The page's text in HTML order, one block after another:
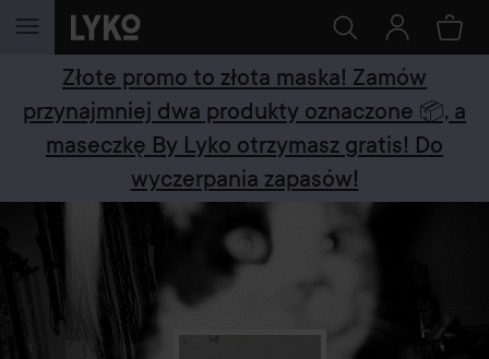
PRZEJDŹ DO TREŚCI
Złote promo to złota maska! Zamów
przynajmniej dwa produkty oznaczone 📦, a
maseczkę By Lyko otrzymasz gratis! Do
wyczerpania zapasów!